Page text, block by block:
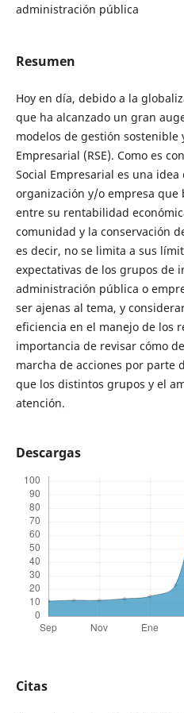
administración pública
Resumen
Hoy en día, debido a la
que ha alcanzado un gran
modelos de gestión sostenible
Empresarial (RSE). Como es
Social Empresarial es una
organización y/o empresa
entre su rentabilidad
comunidad y la conservación
es decir, no se limita a sus
expectativas de los grupos de
administración pública o
ser ajenas al tema, y
eficiencia en el manejo de los
importancia de revisar cómo
marcha de acciones por parte
que los distintos grupos y el
atención.
Descargas
Citas